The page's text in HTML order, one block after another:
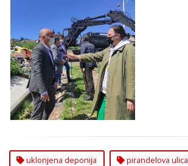
Uklonjena Deponija u
Pirandelovoj Ulici na
Zvezdari
uklonjena deponija pirandelova ulica